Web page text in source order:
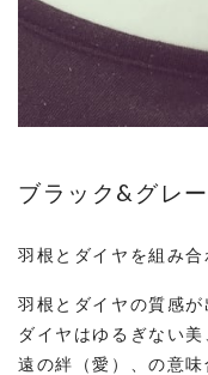
ブラック&グレ
羽根とダイヤを組み合
羽根とダイヤの質感が
ダイヤはゆるぎない
遠の絆（愛）、の意味